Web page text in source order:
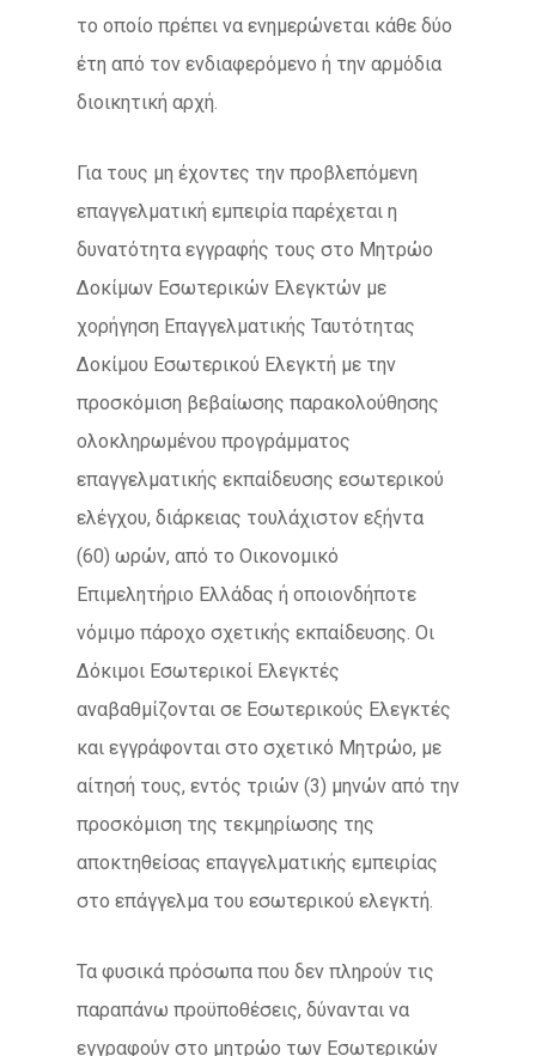
το οποίο πρέπει να ενημερώνεται κάθε δύο
έτη από τον ενδιαφερόμενο ή την αρμόδια
διοικητική αρχή.
Για τους μη έχοντες την προβλεπόμενη
επαγγελματική εμπειρία παρέχεται η
δυνατότητα εγγραφής τους στο Μητρώο
Δοκίμων Εσωτερικών Ελεγκτών με
χορήγηση Επαγγελματικής Ταυτότητας
Δοκίμου Εσωτερικού Ελεγκτή με την
προσκόμιση βεβαίωσης παρακολούθησης
ολοκληρωμένου προγράμματος
επαγγελματικής εκπαίδευσης εσωτερικού
ελέγχου, διάρκειας τουλάχιστον εξήντα
(60) ωρών, από το Οικονομικό
Επιμελητήριο Ελλάδας ή οποιονδήποτε
νόμιμο πάροχο σχετικής εκπαίδευσης. Οι
Δόκιμοι Εσωτερικοί Ελεγκτές
αναβαθμίζονται σε Εσωτερικούς Ελεγκτές
και εγγράφονται στο σχετικό Μητρώο, με
αίτησή τους, εντός τριών (3) μηνών από την
προσκόμιση της τεκμηρίωσης της
αποκτηθείσας επαγγελματικής εμπειρίας
στο επάγγελμα του εσωτερικού ελεγκτή.
Τα φυσικά πρόσωπα που δεν πληρούν τις
παραπάνω προϋποθέσεις, δύνανται να
εγγραφούν στο μητρώο των Εσωτερικών